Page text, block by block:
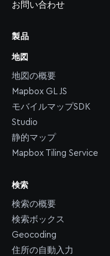
お問い合わせ
製品
地図
地図の概要
Mapbox GL JS
モバイルマップSDK
Studio
静的マップ
Mapbox Tiling Service
検索
検索の概要
検索ボックス
Geocoding
住所の自動入力